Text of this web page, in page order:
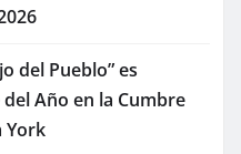
del Pueblo” es
Año en la Cumbre
York